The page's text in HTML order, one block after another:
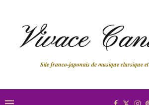
Site franco-japonais de musique classique